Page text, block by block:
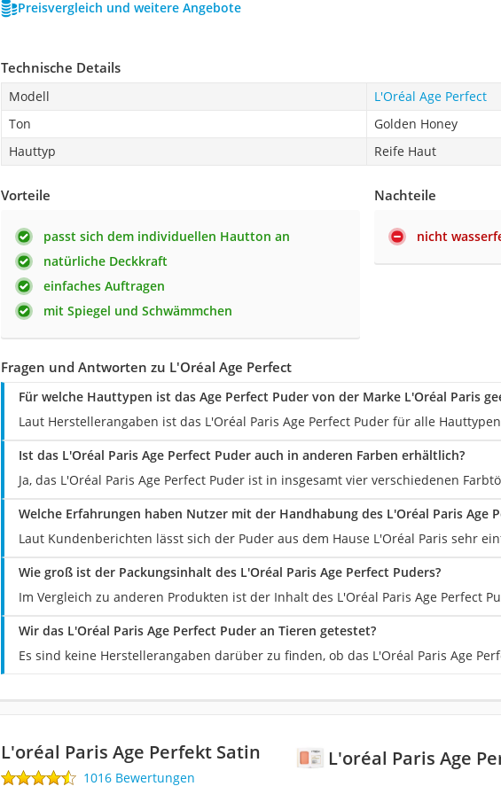
Preisvergleich und weitere Angebote
Technische Details
Modell
L'Oréal Age Perfect
Ton
Golden Honey
Hauttyp
Reife Haut
Vorteile
passt sich dem individuellen Hautton an
natürliche Deckkraft
einfaches Auftragen
mit Spiegel und Schwämmchen
Nachteile
nicht
Fragen und Antworten zu L'Oréal Age Perfect
Für welche Hauttypen ist das Age Perfect Puder von der Marke L'Oréal Paris
Laut Herstellerangaben ist das L'Oréal Paris Age Perfect Puder für alle
Ist das L'Oréal Paris Age Perfect Puder auch in anderen Farben erhältlich?
Ja, das L'Oréal Paris Age Perfect Puder ist in insgesamt vier verschiedenen
Welche Erfahrungen haben Nutzer mit der Handhabung des L'Oréal Paris Age
Laut Kundenberichten lässt sich der Puder aus dem Hause L'Oréal Paris sehr
Wie groß ist der Packungsinhalt des L'Oréal Paris Age Perfect Puders?
Im Vergleich zu anderen Produkten ist der Inhalt des L'Oréal Paris Age Perfect
Wir das L'Oréal Paris Age Perfect Puder an Tieren getestet?
Es sind keine Herstellerangaben darüber zu finden, ob das L'Oréal Paris Age
L'oréal Paris Age
L'oréal Paris Age Perfekt Satin
1016 Bewertungen